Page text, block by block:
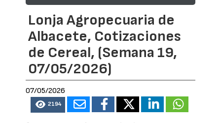
Lonja Agropecuaria de
Albacete, Cotizaciones
de Cereal, (Semana 19,
07/05/2026)
07/05/2026
2194